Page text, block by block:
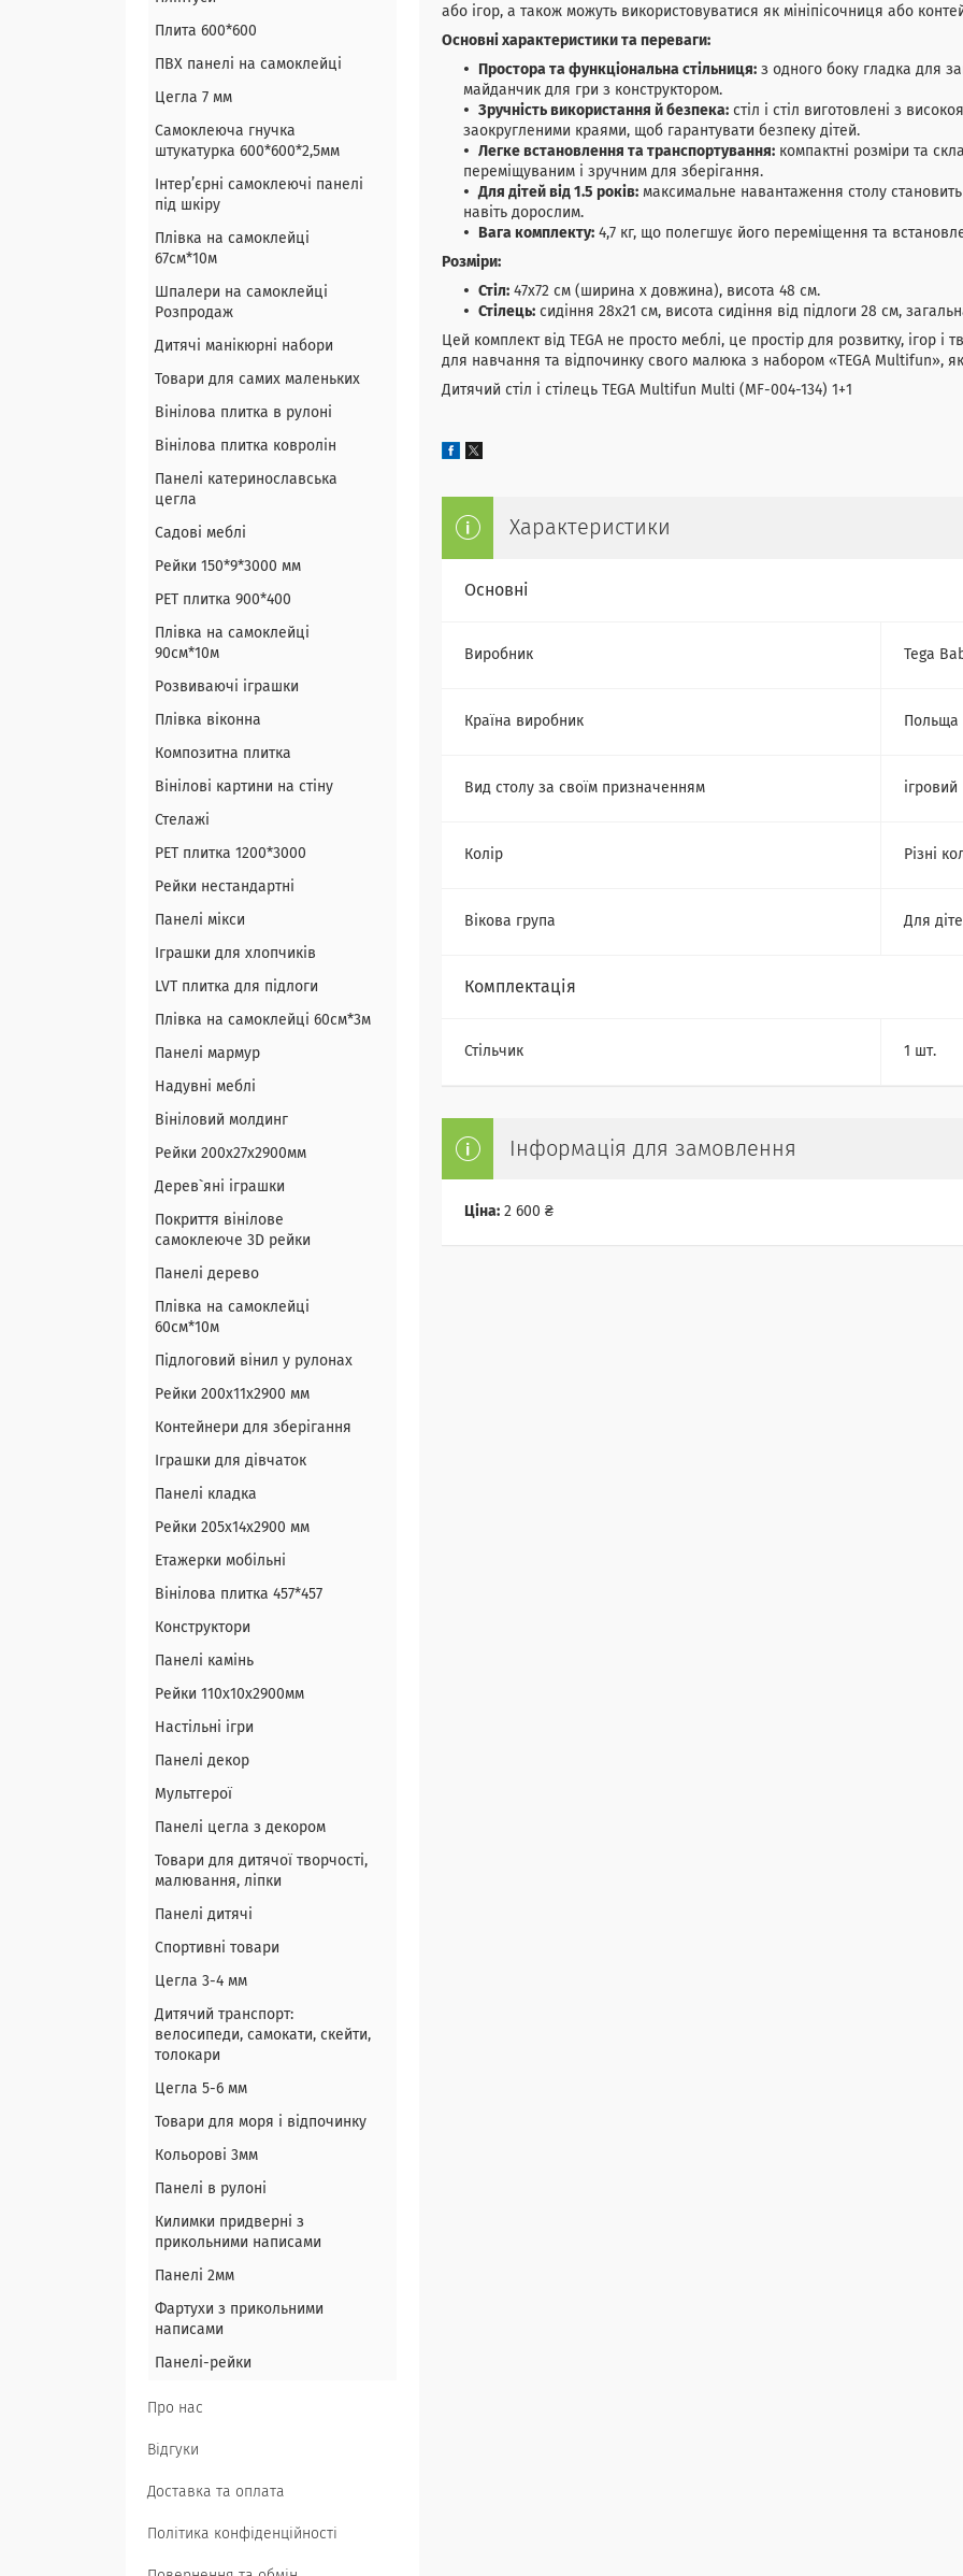
або ігор, а також можуть використовуватися як мініпісочниця або
Основні характеристики та переваги:
Простора та функціональна стільниця: з одного боку гладка для
майданчик для гри з конструктором.
Зручність використання й безпека: стіл і стіл виготовлені з
заокругленими краями, щоб гарантувати безпеку дітей.
Легке встановлення та транспортування: компактні розміри та
переміщуваним і зручним для зберігання.
Для дітей від 1.5 років: максимальне навантаження столу
навіть дорослим.
Вага комплекту: 4,7 кг, що полегшує його переміщення та
Розміри:
Стіл: 47x72 см (ширина x довжина), висота 48 см.
Стілець: сидіння 28x21 см, висота сидіння від підлоги 28 см,
Цей комплект від TEGA не просто меблі, це простір для розвитку, ігор і
для навчання та відпочинку свого малюка з набором «TEGA Multifun»,
Дитячий стіл і стілець TEGA Multifun Multi (MF-004-134) 1+1
Характеристики
Основні
Виробник Tega
Країна виробник Польща
Вид столу за своїм призначенням ігровий
Колір Різні
Вікова група Для
Комплектація
Стільчик 1 шт.
Інформація для замовлення
Ціна: 2 600 ₴
Плита 600*600
ПВХ панелі на самоклейці
Цегла 7 мм
Самоклеюча гнучка
штукатурка 600*600*2,5мм
Інтер’єрні самоклеючі панелі
під шкіру
Плівка на самоклейці
67см*10м
Шпалери на самоклейці
Розпродаж
Дитячі манікюрні набори
Товари для самих маленьких
Вінілова плитка в рулоні
Вінілова плитка ковролін
Панелі катеринославська
цегла
Садові меблі
Рейки 150*9*3000 мм
PET плитка 900*400
Плівка на самоклейці
90см*10м
Розвиваючі іграшки
Плівка віконна
Композитна плитка
Вінілові картини на стіну
Стелажі
PЕT плитка 1200*3000
Рейки нестандартні
Панелі мікси
Іграшки для хлопчиків
LVT плитка для підлоги
Плівка на самоклейці 60см*3м
Панелі мармур
Надувні меблі
Вініловий молдинг
Рейки 200х27х2900мм
Дерев`яні іграшки
Покриття вінілове
самоклеюче 3D рейки
Панелі дерево
Плівка на самоклейці
60см*10м
Підлоговий вінил у рулонах
Рейки 200х11х2900 мм
Контейнери для зберігання
Іграшки для дівчаток
Панелі кладка
Рейки 205х14х2900 мм
Етажерки мобільні
Вінілова плитка 457*457
Конструктори
Панелі камінь
Рейки 110х10х2900мм
Настільні ігри
Панелі декор
Мультгерої
Панелі цегла з декором
Товари для дитячої творчості,
малювання, ліпки
Панелі дитячі
Спортивні товари
Цегла 3-4 мм
Дитячий транспорт:
велосипеди, самокати, скейти,
толокари
Цегла 5-6 мм
Товари для моря і відпочинку
Кольорові 3мм
Панелі в рулоні
Килимки придверні з
прикольними написами
Панелі 2мм
Фартухи з прикольними
написами
Панелі-рейки
Про нас
Відгуки
Доставка та оплата
Політика конфіденційності